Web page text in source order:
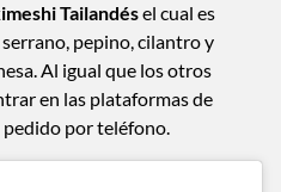
Tailandésel cual es
pepino, cilantro y
Al igual que los otros
en las plataformas de
por teléfono.